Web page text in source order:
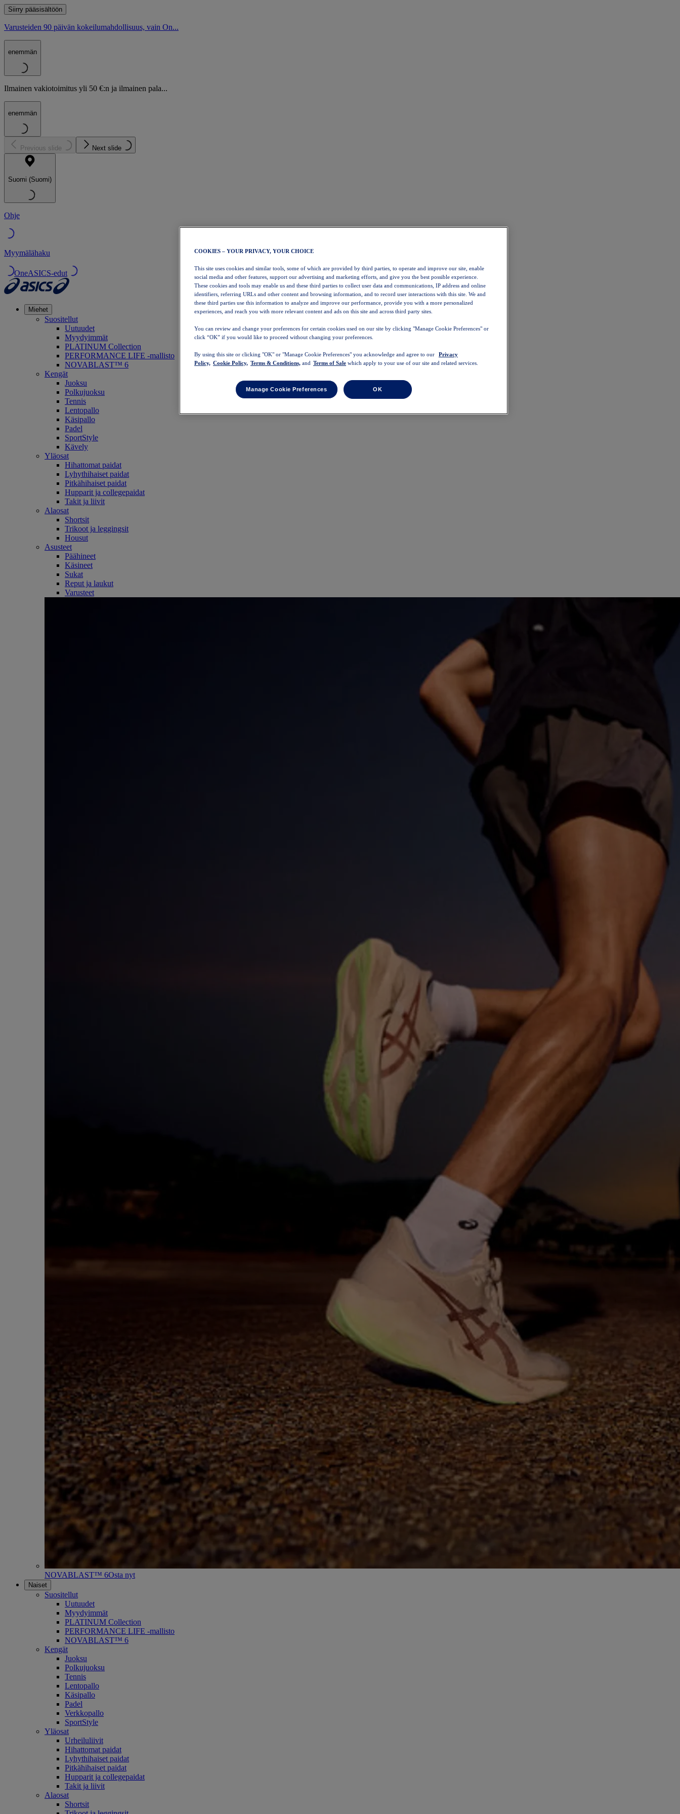
Siirry pääsisältöön
Varusteiden 90 päivän kokeilumahdollisuus, vain On...
enemmän
Ilmainen vakiotoimitus yli 50 €:n ja ilmainen pala...
enemmän
Previous slide Next slide
Suomi (Suomi)
Ohje
Myymälähaku
OneASICS-edut
Miehet
Suositellut
Uutuudet
Myydyimmät
PLATINUM Collection
PERFORMANCE LIFE -mallisto
NOVABLAST™ 6
Kengät
Juoksu
Polkujuoksu
Tennis
Lentopallo
Käsipallo
Padel
SportStyle
Kävely
Yläosat
Hihattomat paidat
Lyhythihaiset paidat
Pitkähihaiset paidat
Hupparit ja collegepaidat
Takit ja liivit
Alaosat
Shortsit
Trikoot ja leggingsit
Housut
Asusteet
Päähineet
Käsineet
Sukat
Reput ja laukut
Varusteet
NOVABLAST™ 6Osta nyt
Naiset
Suositellut
Uutuudet
Myydyimmät
PLATINUM Collection
PERFORMANCE LIFE -mallisto
NOVABLAST™ 6
Kengät
Juoksu
Polkujuoksu
Tennis
Lentopallo
Käsipallo
Padel
Verkkopallo
SportStyle
Yläosat
Urheiluliivit
Hihattomat paidat
Lyhythihaiset paidat
Pitkähihaiset paidat
Hupparit ja collegepaidat
Takit ja liivit
Alaosat
Shortsit
COOKIES – YOUR PRIVACY, YOUR CHOICE
This site uses cookies and similar tools, some of which are provided by third parties, to operate and improve our site, enable
social media and other features, support our advertising and marketing efforts, and give you the best possible experience.
These cookies and tools may enable us and these third parties to collect user data and communications, IP address and online
identifiers, referring URLs and other content and browsing information, and to record user interactions with this site. We and
these third parties use this information to analyze and improve our performance, provide you with a more personalized
experiences, and reach you with more relevant content and ads on this site and across third party sites.
You can review and change your preferences for certain cookies used on our site by clicking "Manage Cookie Preferences" or
click “OK” if you would like to proceed without changing your preferences.
By using this site or clicking "OK" or "Manage Cookie Preferences" you acknowledge and agree to our
Privacy
Policy, Cookie Policy, Terms & Conditions, and Terms of Sale which apply to your use of our site and related services.
Manage Cookie Preferences OK